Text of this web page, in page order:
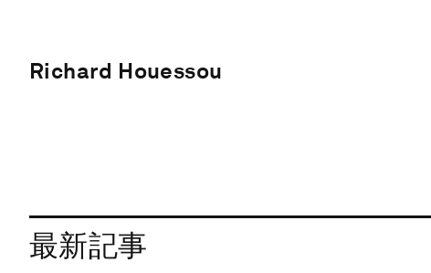
Richard Houessou
最新記事